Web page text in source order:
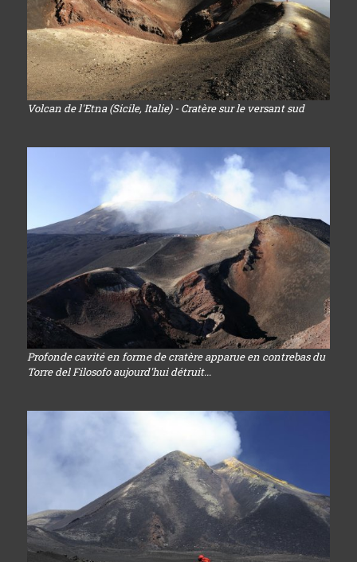
Volcan de l'Etna (Sicile, Italie) - Cratère sur le versant sud
Profonde cavité en forme de cratère apparue en contrebas du
Torre del Filosofo aujourd'hui détruit...